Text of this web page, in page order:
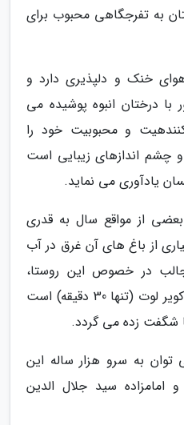
به تفرجگاهی محبوب برای
خنک و دلپذیری دارد و
با درختان انبوه پوشیده می
و محبوبیت خود را
چشم اندازهای زیبایی است
یادآوری می نماید.
از مواقع سال به قدری
از باغ های آن غرق در آب
در خصوص این روستا،
فاصله زمانی بسیار کم آن با کویر لوت (تنها 30 دقیقه) است
شگفت زده می گردد.
به سرو هزار ساله این
امامزاده سید جلال الدین